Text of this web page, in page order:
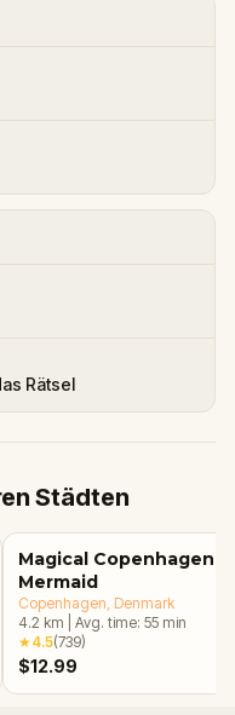
Rätsel
Städten
Magical Copenhagen:
Mermaid
Copenhagen , Denmark
4.2 km Avg. time: 55 min
★4.5(739)
$12.99